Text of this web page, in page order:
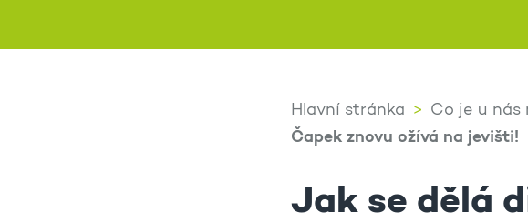
Hlavní stránka Co je u nás
Čapek znovu ožívá na jevišti!
Jak se dělá